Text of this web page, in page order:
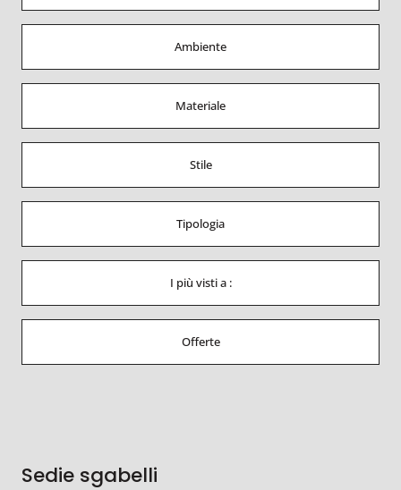
Ambiente
Materiale
Stile
Tipologia
I più visti a :
Offerte
Sedie sgabelli